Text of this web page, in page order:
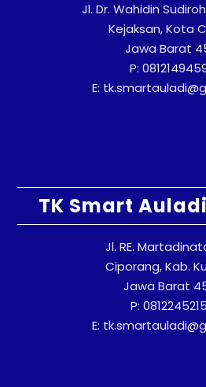
Jl. Dr. Wahidin
Kejaksan, Kota
Jawa Barat
P:
E:
TK Smart
Jl. RE.
Ciporang, Kab.
Jawa Barat
P:
E: